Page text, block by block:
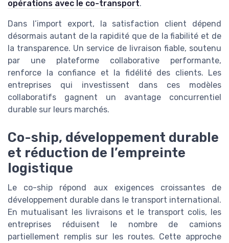
opérations avec le co-transport.
Dans l’import export, la satisfaction client dépend
désormais autant de la rapidité que de la fiabilité et de
la transparence. Un service de livraison fiable, soutenu
par une plateforme collaborative performante,
renforce la confiance et la fidélité des clients. Les
entreprises qui investissent dans ces modèles
collaboratifs gagnent un avantage concurrentiel
durable sur leurs marchés.
Co-ship, développement durable
et réduction de l’empreinte
logistique
Le co-ship répond aux exigences croissantes de
développement durable dans le transport international.
En mutualisant les livraisons et le transport colis, les
entreprises réduisent le nombre de camions
partiellement remplis sur les routes. Cette approche